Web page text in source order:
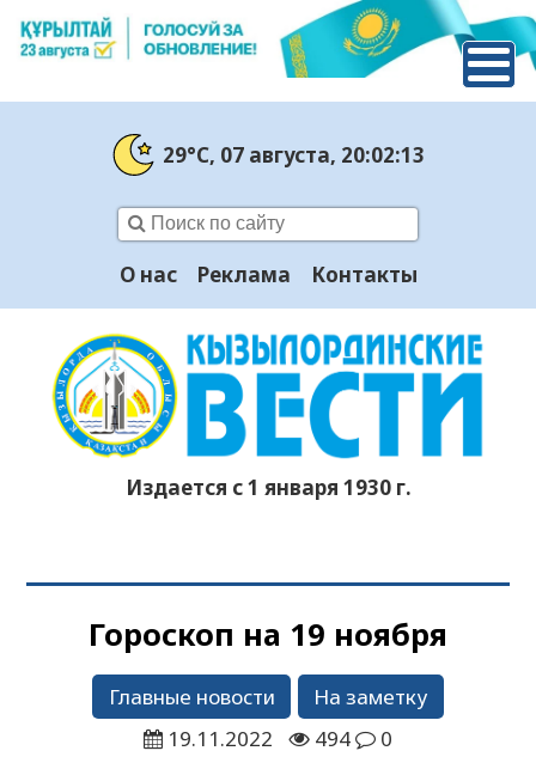
29°C, 07 августа, 20:02:13
О нас Реклама Контакты
Издается с 1 января 1930 г.
Гороскоп на 19 ноября
Главные новости
На заметку
19.11.2022
494 0